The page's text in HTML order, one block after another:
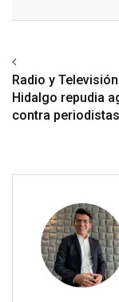
Radio y
Hidalgo repudia
contra periodistas